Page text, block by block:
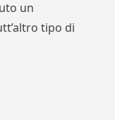
un
tipo di